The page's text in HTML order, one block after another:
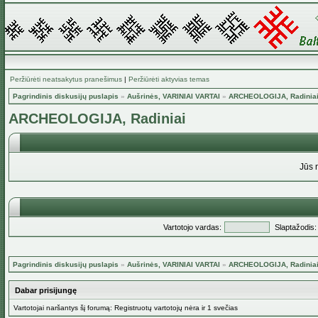
Peržiūrėti neatsakytus pranešimus | Peržiūrėti aktyvias temas
Pagrindinis diskusijų puslapis » Aušrinės, VARINIAI VARTAI » ARCHEOLOGIJA, Radiniai
ARCHEOLOGIJA, Radiniai
Jūs
Vartotojo vardas: Slaptažodis:
Pagrindinis diskusijų puslapis » Aušrinės, VARINIAI VARTAI » ARCHEOLOGIJA, Radiniai
Dabar prisijungę
Vartotojai naršantys šį forumą: Registruotų vartotojų nėra ir 1 svečias